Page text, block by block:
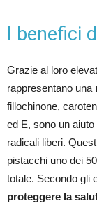
I benefici
Grazie al loro
rappresentano una
fillochinone,
ed E, sono un
radicali liberi.
pistacchi uno dei
totale. Secondo gli
proteggere la